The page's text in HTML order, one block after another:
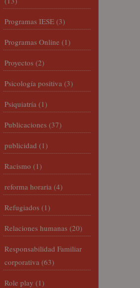
Programas IESE (3)
Programas Online (1)
Proyectos (2)
Psicología positiva (3)
Psiquiatría (1)
Publicaciones (37)
publicidad (1)
Racismo (1)
reforma horaria (4)
Refugiados (1)
Relaciones humanas (20)
Responsabilidad Familiar
corporativa (63)
Role play (1)